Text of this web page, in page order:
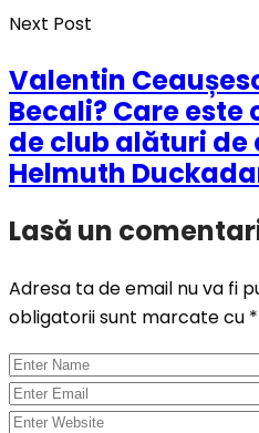
Next Post
Valentin
Becali? Care este
de club alături de
Helmuth
Lasă un
Adresa ta de email nu va fi
obligatorii sunt marcate cu *